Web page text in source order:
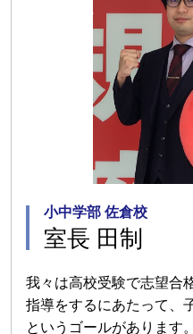
小中学部 佐倉校
室長 田制
我々は高校受験で志望合
指導をするにあたって、
というゴールがあります。